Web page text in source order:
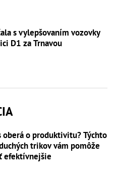
s vylepšovaním vozovky
D1 za Trnavou
oberá o produktivitu? Týchto
trikov vám pomôže
efektívnejšie